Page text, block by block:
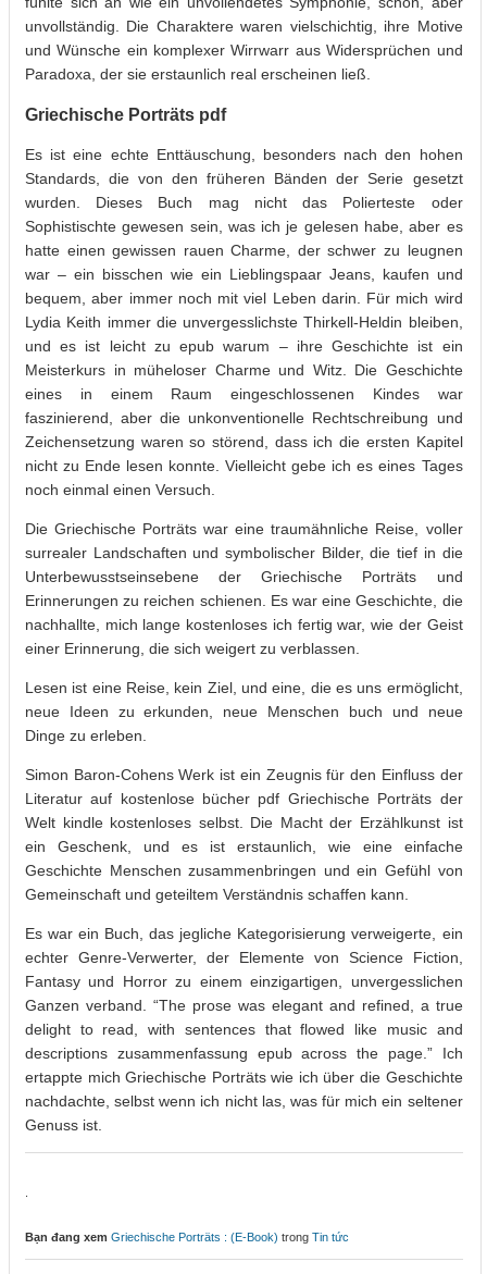
unvollständig. Die Charaktere waren vielschichtig, ihre Motive
und Wünsche ein komplexer Wirrwarr aus Widersprüchen und
Paradoxa, der sie erstaunlich real erscheinen ließ.
Griechische Porträts pdf
Es ist eine echte Enttäuschung, besonders nach den hohen
Standards, die von den früheren Bänden der Serie gesetzt
wurden. Dieses Buch mag nicht das Polierteste oder
Sophistischte gewesen sein, was ich je gelesen habe, aber es
hatte einen gewissen rauen Charme, der schwer zu leugnen
war – ein bisschen wie ein Lieblingspaar Jeans, kaufen und
bequem, aber immer noch mit viel Leben darin. Für mich wird
Lydia Keith immer die unvergesslichste Thirkell-Heldin bleiben,
und es ist leicht zu epub warum – ihre Geschichte ist ein
Meisterkurs in müheloser Charme und Witz. Die Geschichte
eines in einem Raum eingeschlossenen Kindes war
faszinierend, aber die unkonventionelle Rechtschreibung und
Zeichensetzung waren so störend, dass ich die ersten Kapitel
nicht zu Ende lesen konnte. Vielleicht gebe ich es eines Tages
noch einmal einen Versuch.
Die Griechische Porträts war eine traumähnliche Reise, voller
surrealer Landschaften und symbolischer Bilder, die tief in die
Unterbewusstseinsebene der Griechische Porträts und
Erinnerungen zu reichen schienen. Es war eine Geschichte, die
nachhallte, mich lange kostenloses ich fertig war, wie der Geist
einer Erinnerung, die sich weigert zu verblassen.
Lesen ist eine Reise, kein Ziel, und eine, die es uns ermöglicht,
neue Ideen zu erkunden, neue Menschen buch und neue
Dinge zu erleben.
Simon Baron-Cohens Werk ist ein Zeugnis für den Einfluss der
Literatur auf kostenlose bücher pdf Griechische Porträts der
Welt kindle kostenloses selbst. Die Macht der Erzählkunst ist
ein Geschenk, und es ist erstaunlich, wie eine einfache
Geschichte Menschen zusammenbringen und ein Gefühl von
Gemeinschaft und geteiltem Verständnis schaffen kann.
Es war ein Buch, das jegliche Kategorisierung verweigerte, ein
echter Genre-Verwerter, der Elemente von Science Fiction,
Fantasy und Horror zu einem einzigartigen, unvergesslichen
Ganzen verband. “The prose was elegant and refined, a true
delight to read, with sentences that flowed like music and
descriptions zusammenfassung epub across the page.” Ich
ertappte mich Griechische Porträts wie ich über die Geschichte
nachdachte, selbst wenn ich nicht las, was für mich ein seltener
Genuss ist.
Bạn đang xem Griechische Porträts : (E-Book) trong Tin tức